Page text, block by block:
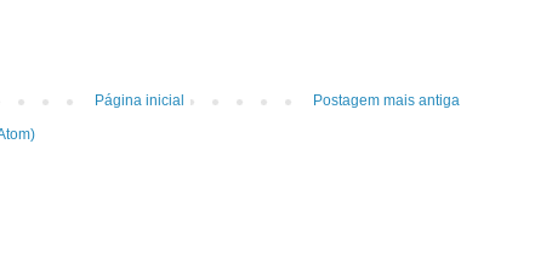
Postagem mais antiga
Página inicial